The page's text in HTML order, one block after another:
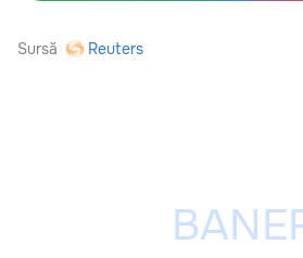
Sursă Reuters